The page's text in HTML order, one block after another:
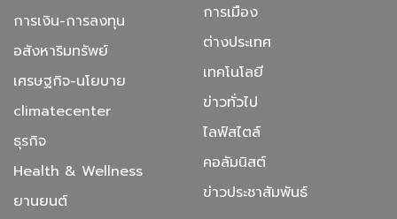
การเงิน-การลงทุน
อสังหาริมทรัพย์
เศรษฐกิจ-นโยบาย
climatecenter
ธุรกิจ
Health & Wellness
ยานยนต์
การเมือง
ต่างประเทศ
เทคโนโลยี
ข่าวทั่วไป
ไลฟ์สไตล์
คอลัมนิสต์
ข่าวประชาสัมพันธ์